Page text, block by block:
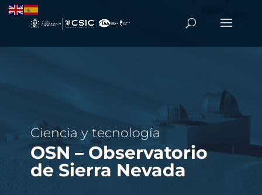
Ciencia y tecnología
OSN – Observatorio
de Sierra Nevada